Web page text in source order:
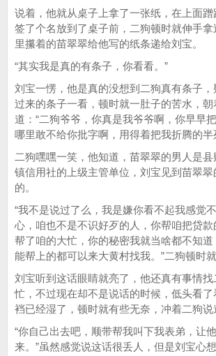
说着，他就从桌子上拿了一张纸，在上面
签了个名放到了桌子前，二狗顿时就伸手
里攥着的苗翠翠给他写的纸条递给刘宝。
“其实我是真的有条子，你看看。”
刘宝一愣，他是真的没想到二狗真有条子
过来的条子一看，顿时就一肚子的苦水，朝
道：“二狗爷爷，你真是我爷爷啊，你早早
哪里敢不给你批字啊，用得着把我折腾的半
二狗嘿嘿一笑，他知道，苗翠翠的男人是
镇信用社的上级主管单位，刘宝见到苗翠翠
的。
“我不是说过了么，我是嫌你看不起我感觉
心，咱也不是不识好歹的人，你帮咱把贷
帮了咱的大忙，你的秘密我就当啥都不知
能帮上的都可以来大黄村找我。”二狗顿时
刘宝听到这话眼睛就亮了，他还真有事情
忙，不过现在却不是说话的时候，低头看
裆已经湿了，顿时就有些无奈，冲着二狗说
“你自己出去吧，顺带帮我叫下我表弟，让
来。”虽然感觉说这话很丢人，但是刘宝心